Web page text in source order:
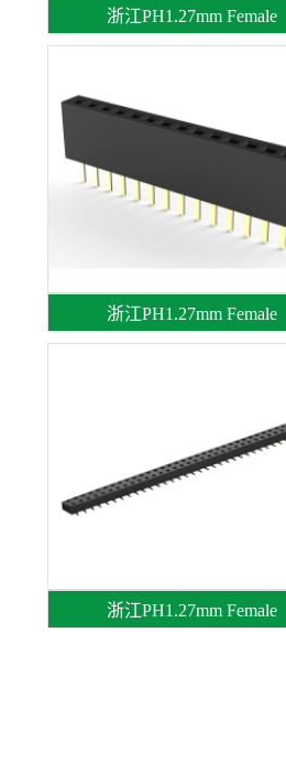
浙江PH1.27mm Female
浙江PH1.27mm Female
浙江PH1.27mm Female